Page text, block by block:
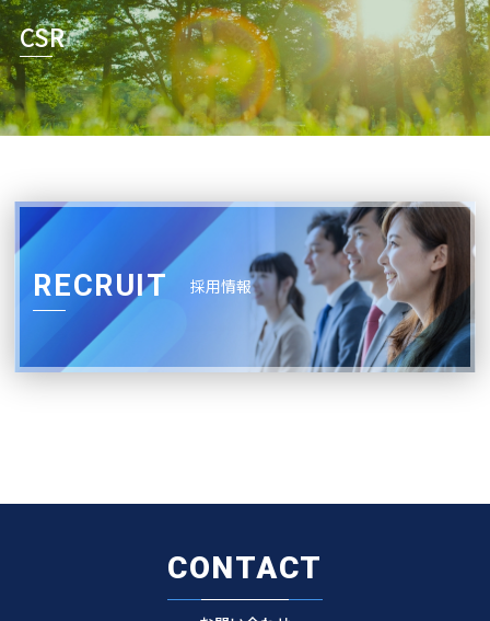
CSR
RECRUIT 採用情報
CONTACT